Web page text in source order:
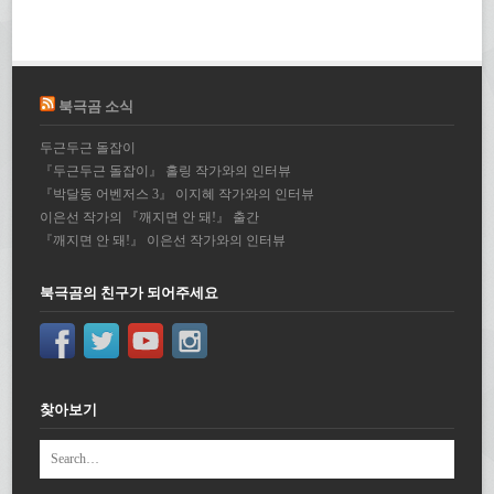
북극곰 소식
두근두근 돌잡이
『두근두근 돌잡이』 홀링 작가와의 인터뷰
『박달동 어벤저스 3』 이지혜 작가와의 인터뷰
이은선 작가의 『깨지면 안 돼!』 출간
『깨지면 안 돼!』 이은선 작가와의 인터뷰
북극곰의 친구가 되어주세요
찾아보기